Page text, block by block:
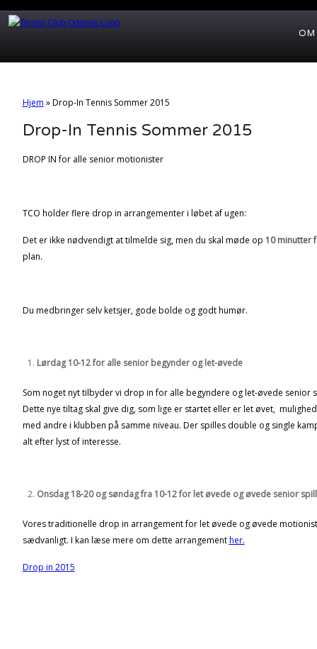
OM
Hjem »Drop-In Tennis Sommer 2015
Drop-In Tennis Sommer 2015
DROP IN for alle senior motionister
TCO holder flere drop in arrangementer i løbet af ugen:
Det er ikke nødvendigt at tilmelde sig, men du skal møde op 10 minutter
plan.
Du medbringer selv ketsjer, gode bolde og godt humør.
Lørdag 10-12 for alle senior begynder og let-øvede
Som noget nyt tilbyder vi drop in for alle begyndere og let-øvede senior
Dette nye tiltag skal give dig, som lige er startet eller er let øvet,
med andre i klubben på samme niveau. Der spilles double og single
alt efter lyst of interesse.
Onsdag 18-20 og søndag fra 10-12 for let øvede og øvede senior
Vores traditionelle drop in arrangement for let øvede og øvede
sædvanligt. I kan læse mere om dette arrangementher.
Drop in 2015